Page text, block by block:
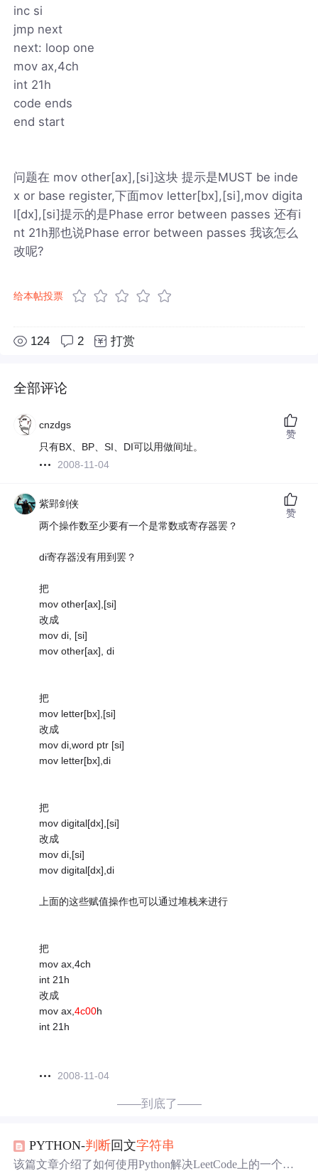
inc si
jmp next
next: loop one
mov ax,4ch
int 21h
code ends
end start
问题在 mov other[ax],[si]这块 提示是MUST be inde
x or base register,下面mov letter[bx],[si],mov digita
l[dx],[si]提示的是Phase error between passes 还有i
nt 21h那也说Phase error between passes 我该怎么
改呢?
给本帖投票
124 2 打赏
全部评论
cnzdgs
只有BX、BP、SI、DI可以用做间址。
2008-11-04
赞
紫郢剑侠
两个操作数至少要有一个是常数或寄存器罢？
di寄存器没有用到罢？
把
mov other[ax],[si]
改成
mov di, [si]
mov other[ax], di
把
mov letter[bx],[si]
改成
mov di,word ptr [si]
mov letter[bx],di
把
mov digital[dx],[si]
改成
mov di,[si]
mov digital[dx],di
上面的这些赋值操作也可以通过堆栈来进行
把
mov ax,4ch
int 21h
改成
mov ax,4c00h
int 21h
2008-11-04
赞
——到底了——
PYTHON-判断回文字符串
该篇文章介绍了如何使用Python解决LeetCode上的一个问